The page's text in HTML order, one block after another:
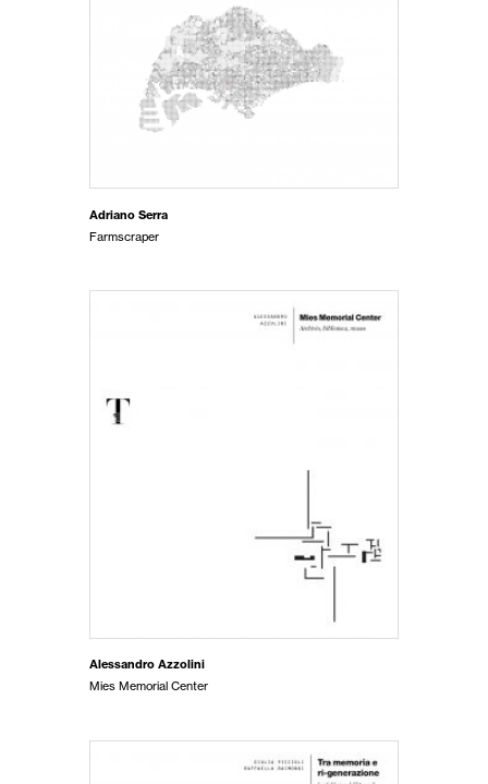
Adriano Serra
Farmscraper
Alessandro Azzolini
Mies Memorial Center